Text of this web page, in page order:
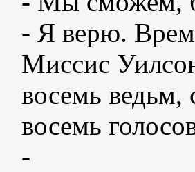
- Я верю.
Миссис
восемь ведьм,
восемь
-